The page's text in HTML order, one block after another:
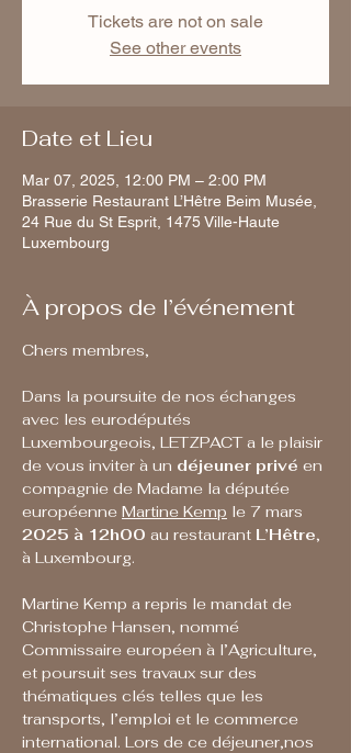
Tickets are not on sale
See other events
Date et Lieu
Mar 07, 2025, 12:00 PM – 2:00 PM
Brasserie Restaurant L’Hêtre Beim Musée,
24 Rue du St Esprit, 1475 Ville-Haute
Luxembourg
À propos de l’événement
Chers membres,
Dans la poursuite de nos échanges
avec les eurodéputés
Luxembourgeois, LETZPACT a le plaisir
de vous inviter à un déjeuner privé en
compagnie de Madame la députée
européenne Martine Kemp le 7 mars
2025 à 12h00 au restaurant L’Hêtre,
à Luxembourg.
Martine Kemp a repris le mandat de
Christophe Hansen, nommé
Commissaire européen à l’Agriculture,
et poursuit ses travaux sur des
thématiques clés telles que les
transports, l’emploi et le commerce
international. Lors de ce déjeuner,nos